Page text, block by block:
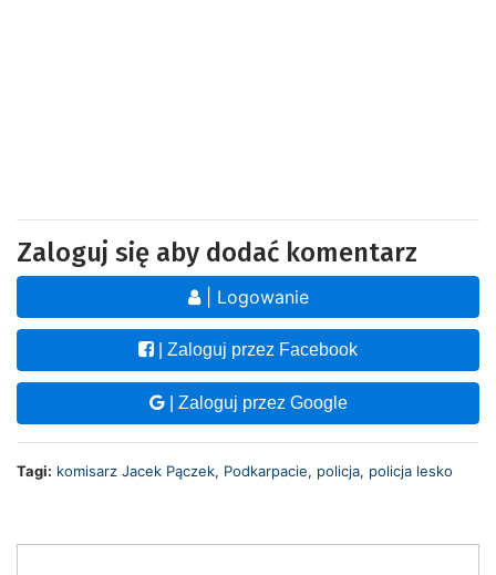
Zaloguj się aby dodać komentarz
| Logowanie
| Zaloguj przez Facebook
| Zaloguj przez Google
Tagi: komisarz Jacek Pączek, Podkarpacie, policja, policja lesko